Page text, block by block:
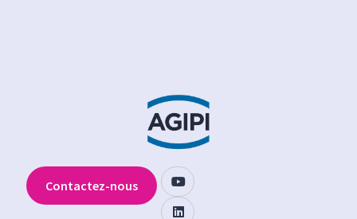
Contactez-nous